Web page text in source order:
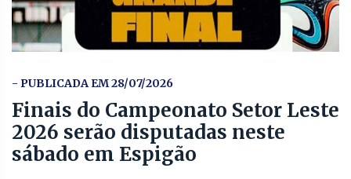
- PUBLICADA EM 28/07/2026
Finais do Campeonato Setor Leste
2026 serão disputadas neste
sábado em Espigão